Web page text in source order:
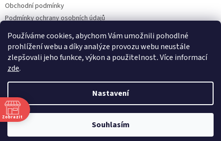
Používáme cookies, abychom Vám umožnili pohodlné
prohlížení webu a díky analýze provozu webu neustále
zlepšovali jeho funkce, výkon a použitelnost.Více informací
zde.
Nastavení
Souhlasím
Obchodní podmínky
Podmínky ochrany osobních údajů
Bonusový program - kredity
Odběr Newsletterů
Copyright 2026Blacklotus.cz. Všechna práva vyhrazena.Upravit
nastavení cookies
Zobrazit